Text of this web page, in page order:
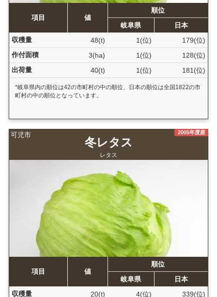
項目 値
順位
岐阜県
日本
収穫量
48(t) 1(位)
179(位)
作付面積
3(ha) 1(位)
128(位)
出荷量
40(t) 1(位) 181(位)
*岐阜県内の順位は42の市町村の中の順位、日本の順位は全国1822の市
町村の中の順位となっています。
可児市 2005年度産
冬レタス
レタス
項目 値
順位
岐阜県
日本
収穫量
20(t) 4(位)
339(位)